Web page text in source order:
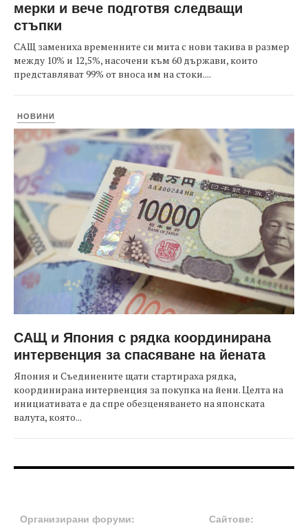
мерки и вече подготвя следващи
стъпки
САЩ замениха временните си мита с нови такива в размер
между 10% и 12,5%, насочени към 60 държави, които
представляват 99% от вноса им на стоки....
НОВИНИ
САЩ и Япония с рядка координирана
интервенция за спасяване на йената
Япония и Съединените щати стартираха рядка,
координирана интервенция за покупка на йени. Целта на
инициативата е да спре обезценяването на японската
валута, която...
Организирани форуми: Сайтове: